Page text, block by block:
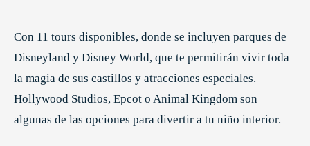
Con 11 tours disponibles, donde se incluyen parques de
Disneyland y Disney World, que te permitirán vivir toda
la magia de sus castillos y atracciones especiales.
Hollywood Studios, Epcot o Animal Kingdom son
algunas de las opciones para divertir a tu niño interior.